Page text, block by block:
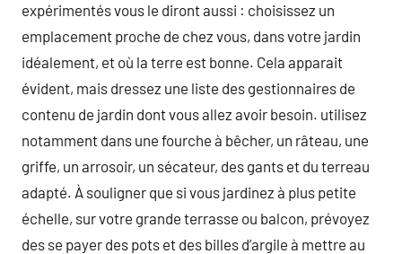
expérimentés vous le diront aussi : choisissez un
emplacement proche de chez vous, dans votre jardin
idéalement, et où la terre est bonne. Cela apparait
évident, mais dressez une liste des gestionnaires de
contenu de jardin dont vous allez avoir besoin. utilisez
notamment dans une fourche à bêcher, un râteau, une
griffe, un arrosoir, un sécateur, des gants et du terreau
adapté. À souligner que si vous jardinez à plus petite
échelle, sur votre grande terrasse ou balcon, prévoyez
des se payer des pots et des billes d’argile à mettre au